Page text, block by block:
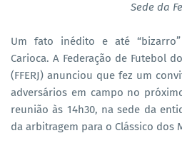
Sede da
Um fato inédito e até
Carioca. A Federação de Futebol
(FFERJ) anunciou que fez um
adversários em campo no
reunião às 14h30, na sede da
da arbitragem para o Clássico dos